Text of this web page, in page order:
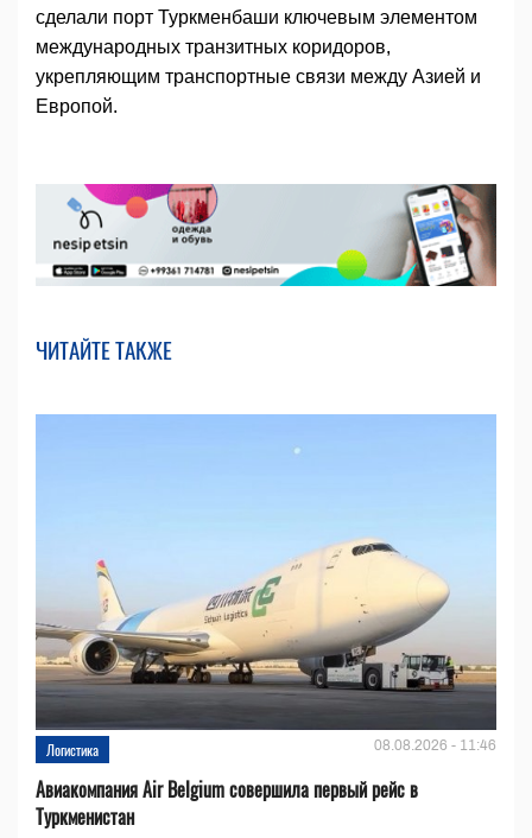
сделали порт Туркменбаши ключевым элементом
международных транзитных коридоров,
укрепляющим транспортные связи между Азией и
Европой.
ЧИТАЙТЕ ТАКЖЕ
Логистика 08.08.2026 - 11:46
Авиакомпания Air Belgium совершила первый рейс в
Туркменистан